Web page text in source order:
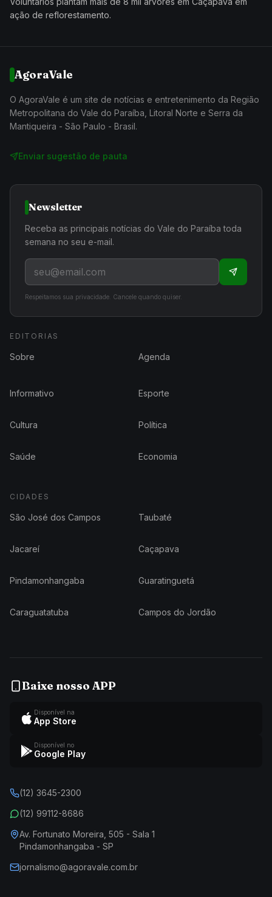
ação de reflorestamento.
AgoraVale
O AgoraVale é um site de notícias e entretenimento da Região
Metropolitana do Vale do Paraíba, Litoral Norte e Serra da
Mantiqueira - São Paulo - Brasil.
Enviar sugestão de pauta
Newsletter
Receba as principais notícias do Vale do Paraíba toda
semana no seu e-mail.
Respeitamos sua privacidade. Cancele quando quiser.
EDITORIAS
Sobre Agenda
Informativo Esporte
Cultura Política
Saúde Economia
CIDADES
São José dos Campos Taubaté
Jacareí Caçapava
Pindamonhangaba Guaratinguetá
Caraguatatuba Campos do Jordão
Baixe nosso APP
Disponível na
App Store
Disponível no
Google Play
(12) 3645-2300
(12) 99112-8686
Av. Fortunato Moreira, 505 - Sala 1
Pindamonhangaba - SP
jornalismo@agoravale.com.br